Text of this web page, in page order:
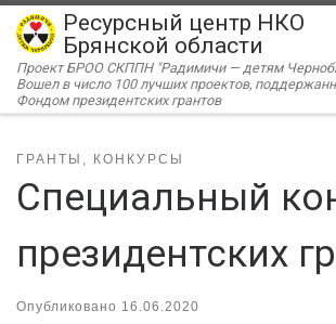
Перейти к содержимому
Ресурсный центр НКО
Брянской области
Проект БРОО СКППН "Радимичи — детям
Вошел в число 100 лучших проектов,
Фондом президентских грантов
ГРАНТЫ, КОНКУРСЫ
Специальный
президентских
Опубликовано 16.06.2020